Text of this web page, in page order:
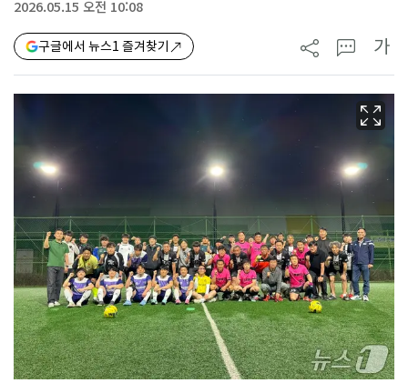
2026.05.15 오전 10:08
구글에서 뉴스1 즐겨찾기 가